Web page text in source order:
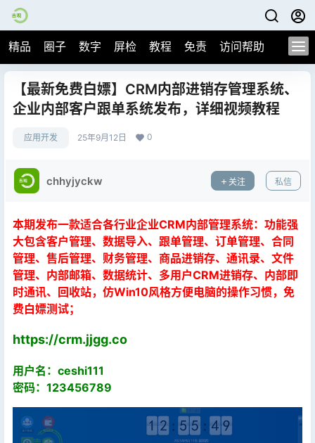
精品 圈子 数字 屏检 教程 免责 访问帮助
【最新免费白嫖】CRM内部进销存管理系统、
企业内部客户跟单系统发布，详细视频教程
应用开发 25年9月12日 0
chhyjyckw 关注 私信
本期发布一款适合各行业企业CRM内部管理系统：功能强
大包含客户管理、数据导入、跟单管理、订单管理、合同
管理、售后管理、财务管理、商品进销存、通讯录、文件
管理、内部邮箱、数据统计、多用户CRM进销存、内部即
时通讯、回收站，仿Win10风格方便电脑的操作习惯，免
费白嫖测试；
https://crm.jjgg.co
用户名：ceshi111
密码：123456789